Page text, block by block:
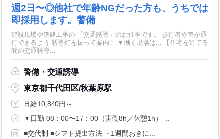
週2日〜◎他社で年齢NGだった方も、うちでは
即採用します。警備
建設現場や道路工事の 「交通誘導」のお仕事です。 歩行者や車が通
行できるよう 誘導灯を振って案内！ ▼働く現場は... 【住宅を建てる
間の交通誘導...
警備・交通誘導
東京都千代田区/秋葉原駅
日給10,840円～
▼日勤 08：00〜17：00（実働8h／休憩1h） ...
■交代制 ■シフト提出方法 ・1週間おきに...